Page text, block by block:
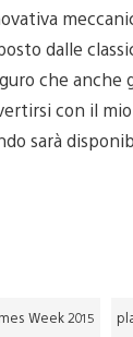
dalle
che anche
con il
sarà
Week 2015